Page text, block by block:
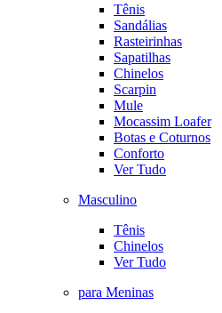
Tênis
Sandálias
Rasteirinhas
Sapatilhas
Chinelos
Scarpin
Mule
Mocassim Loafer
Botas e Coturnos
Conforto
Ver Tudo
Masculino
Tênis
Chinelos
Ver Tudo
para Meninas